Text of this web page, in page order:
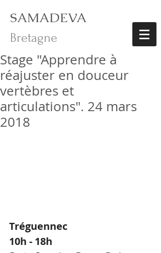
SAMADEVA
Bretagne
Stage "Apprendre à
réajuster en douceur
vertèbres et
articulations". 24 mars
2018
Tréguennec
10h - 18h